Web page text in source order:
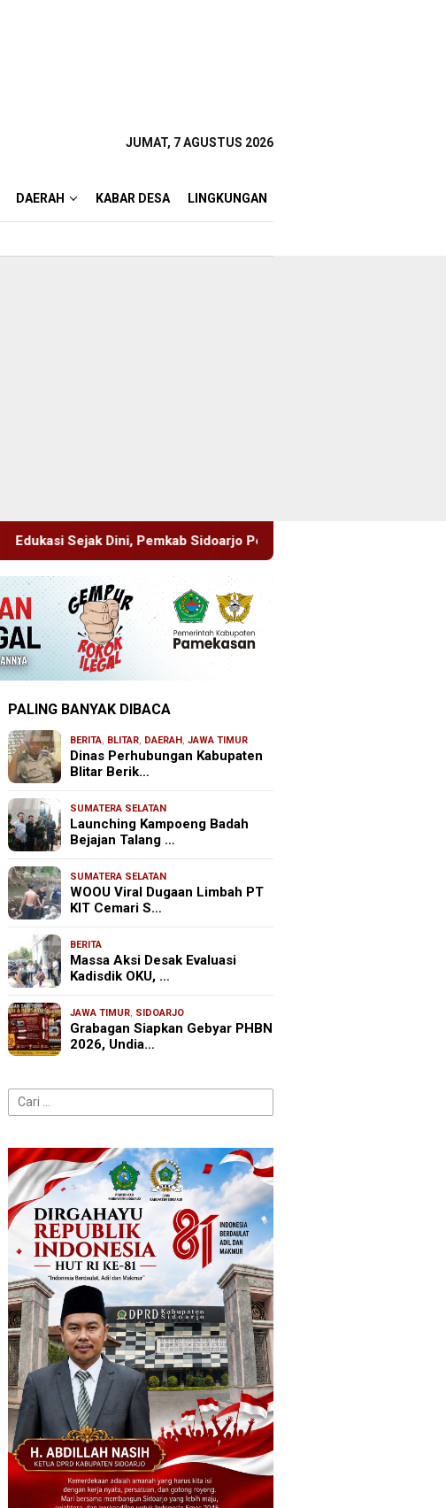
JUMAT, 7 AGUSTUS 2026
DAERAH KABAR DESA LINGKUNGAN
Sidoarjo Perkuat Pencegahan HIV di Kalangan Remaja
PALING BANYAK DIBACA
BERITA, BLITAR, DAERAH ,JAWA TIMUR
Dinas Perhubungan Kabupaten
Blitar Berik…
SUMATERA SELATAN
Launching Kampoeng Badah
Bejajan Talang …
SUMATERA SELATAN
WOOU Viral Dugaan Limbah PT
KIT Cemari S…
BERITA
Massa Aksi Desak Evaluasi
Kadisdik OKU, …
JAWA TIMUR, SIDOARJO
Grabagan Siapkan Gebyar PHBN
2026, Undia…
Cari
untuk: